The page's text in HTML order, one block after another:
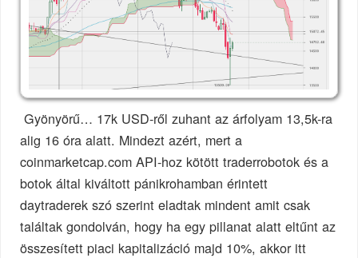
Gyönyörű… 17k USD-ről zuhant az árfolyam 13,5k-ra
alig 16 óra alatt. Mindezt azért, mert a
coinmarketcap.com API-hoz kötött traderrobotok és a
botok által kiváltott pánikrohamban érintett
daytraderek szó szerint eladtak mindent amit csak
találtak gondolván, hogy ha egy pillanat alatt eltűnt az
összesített piaci kapitalizáció majd 10%, akkor itt